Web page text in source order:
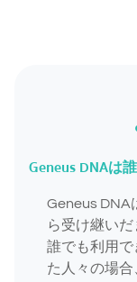
Geneus DNAは
Geneus DNA
ら受け継い
誰でも利用
た人々の場